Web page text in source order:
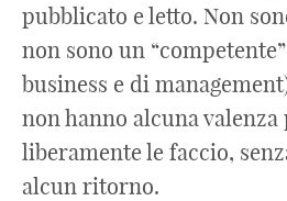
pubblicato e letto. Non
non sono un
business e di
non hanno alcuna
liberamente le faccio,
alcun ritorno.